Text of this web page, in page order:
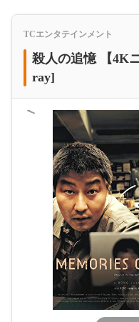
TCエンタテインメント
殺人の追憶 【4K
ray]
＜